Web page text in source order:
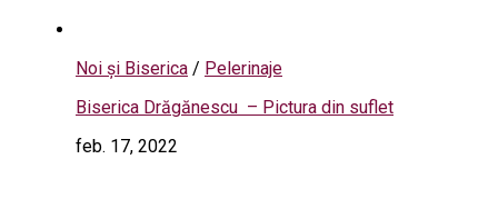
Noi și Biserica / Pelerinaje
Biserica Drăgănescu – Pictura din suflet
feb. 17, 2022